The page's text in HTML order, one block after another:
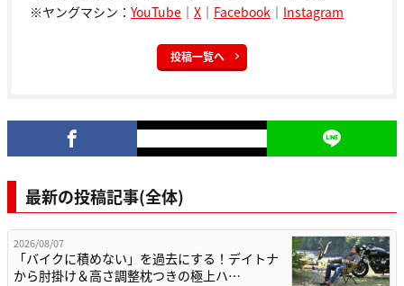
※ヤングマシン： YouTube ｜ X ｜ Facebook ｜ Instagram
投稿一覧へ
最新の投稿記事(全体)
2026/08/07
「バイクに積めない」を過去にする！デイトナ
から肘掛け＆高さ調整枕つきの極上ハ…